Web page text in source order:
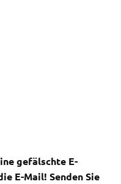
gefälschte E-
E-Mail! Senden Sie